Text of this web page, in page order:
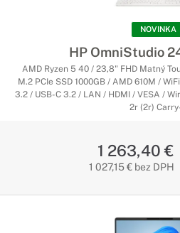
NOVINKA
HP OmniStudio
AMD Ryzen 5 40 / 23,8" FHD Matný
M.2 PCIe SSD 1000GB / AMD 610M /
3.2 / USB-C 3.2 / LAN / HDMI / VESA /
2r (2r)
1 263,40 €
1 027,15 € bez DPH